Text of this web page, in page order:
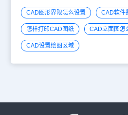
CAD图形界限怎么设置 CAD软件
怎样打印CAD图纸 CAD立面图怎
CAD设置绘图区域